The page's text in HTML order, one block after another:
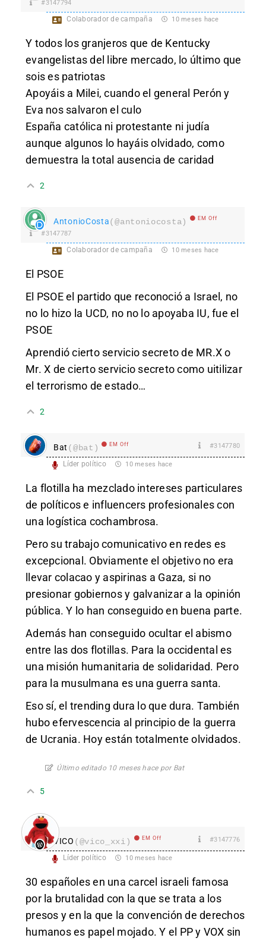
#3147794
Colaborador de campaña 10 meses hace
Y todos los granjeros que de Kentucky
evangelistas del libre mercado, lo último que
sois es patriotas
Apoyáis a Milei, cuando el general Perón y
Eva nos salvaron el culo
España católica ni protestante ni judía
aunque algunos lo hayáis olvidado, como
demuestra la total ausencia de caridad
2
AntonioCosta(@antoniocosta) EM Off
#3147787
Colaborador de campaña 10 meses hace
El PSOE
El PSOE el partido que reconoció a Israel, no
no lo hizo la UCD, no no lo apoyaba IU, fue el
PSOE
Aprendió cierto servicio secreto de MR.X o
Mr. X de cierto servicio secreto como uitilizar
el terrorismo de estado…
2
Bat (@bat) EM Off #3147780
Líder político 10 meses hace
La flotilla ha mezclado intereses particulares
de políticos e influencers profesionales con
una logística cochambrosa.
Pero su trabajo comunicativo en redes es
excepcional. Obviamente el objetivo no era
llevar colacao y aspirinas a Gaza, si no
presionar gobiernos y galvanizar a la opinión
pública. Y lo han conseguido en buena parte.
Además han conseguido ocultar el abismo
entre las dos flotillas. Para la occidental es
una misión humanitaria de solidaridad. Pero
para la musulmana es una guerra santa.
Eso sí, el trending dura lo que dura. También
hubo efervescencia al principio de la guerra
de Ucrania. Hoy están totalmente olvidados.
Último editado 10 meses hace por Bat
5
VICO (@vico_xxi) EM Off #3147776
Líder político 10 meses hace
30 españoles en una carcel israeli famosa
por la brutalidad con la que se trata a los
presos y en la que la convención de derechos
humanos es papel mojado. Y el PP y VOX sin